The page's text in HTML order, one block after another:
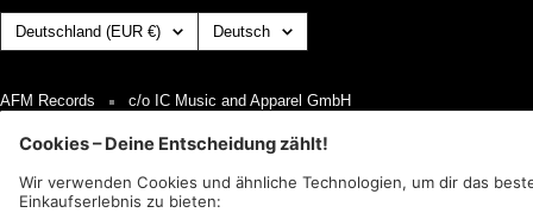
Land/Region Deutschland (EUR €) Sprache
Deutsch
AFM Records c/o IC Music and Apparel GmbH